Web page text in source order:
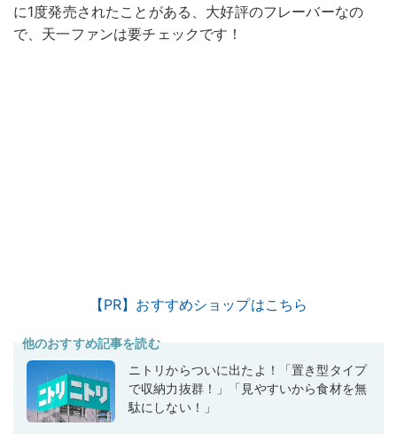
に1度発売されたことがある、大好評のフレーバーなの
で、天一ファンは要チェックです！
【PR】おすすめショップはこちら
他のおすすめ記事を読む
ニトリからついに出たよ！「置き型タイプ
で収納力抜群！」「見やすいから食材を無
駄にしない！」